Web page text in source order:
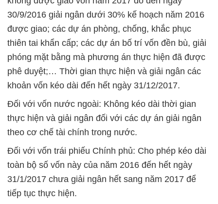
30/9/2016 giải ngân dưới 30% kế hoạch năm 2016
được giao; các dự án phòng, chống, khắc phục
thiên tai khẩn cấp; các dự án bố trí vốn đền bù, giải
phóng mặt bằng mà phương án thực hiện đã được
phê duyệt;… Thời gian thực hiện và giải ngân các
khoản vốn kéo dài đến hết ngày 31/12/2017.
Đối với vốn nước ngoài: Không kéo dài thời gian
thực hiện và giải ngân đối với các dự án giải ngân
theo cơ chế tài chính trong nước.
Đối với vốn trái phiếu Chính phủ: Cho phép kéo dài
toàn bộ số vốn này của năm 2016 đến hết ngày
31/1/2017 chưa giải ngân hết sang năm 2017 để
tiếp tục thực hiện.